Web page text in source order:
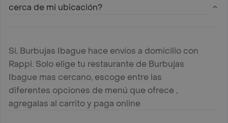
cerca de mi ubicación?
Si, Burbujas Ibague hace envíos a domicilio con
Rappi. Solo elige tu restaurante de Burbujas
Ibague mas cercano, escoge entre las
diferentes opciones de menú que ofrece ,
agregalas al carrito y paga online